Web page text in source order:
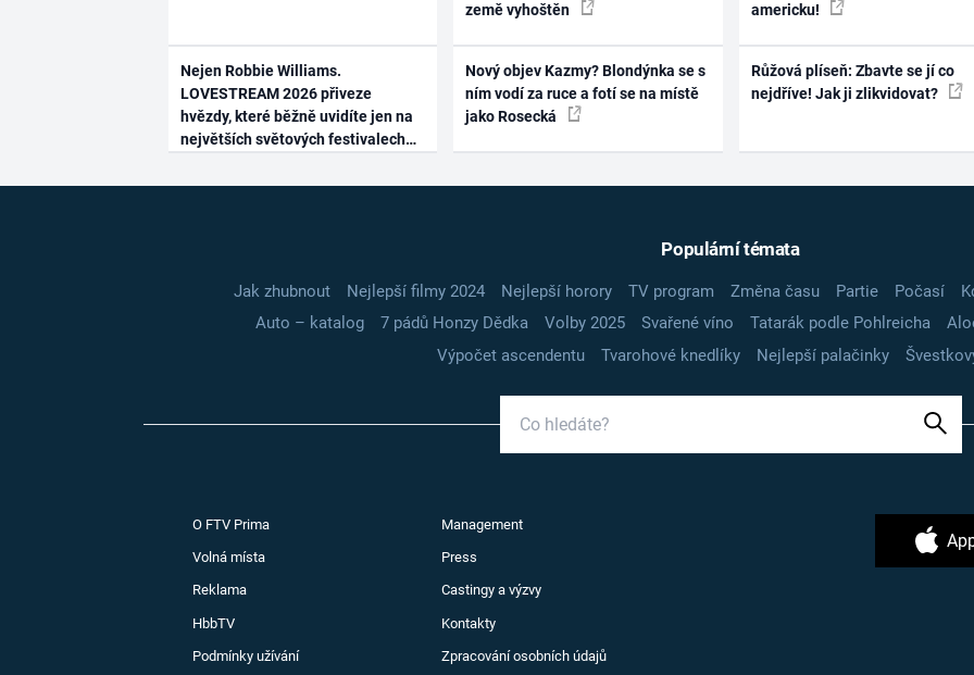
Nejen Robbie Williams.
LOVESTREAM 2026 přiveze
hvězdy, které běžně uvidíte jen na
největších světových festivalech
země vyhoštěn
Nový objev Kazmy? Blondýnka se s
ním vodí za ruce a fotí se na místě
jako Rosecká
americku!
Růžová plíseň: Zbavte se jí co
nejdříve! Jak ji zlikvidovat?
Populární témata
Jak zhubnout Nejlepší filmy 2024 Nejlepší horory TV program Změna času Partie Počasí
Auto – katalog
7 pádů Honzy Dědka Volby 2025 Svařené víno Tatarák podle Pohlreicha
Výpočet ascendentu
Tvarohové knedlíky Nejlepší palačinky
O FTV Prima Management
Volná místa Press
Reklama Castingy a výzvy
HbbTV Kontakty
Podmínky užívání Zpracování osobních údajů